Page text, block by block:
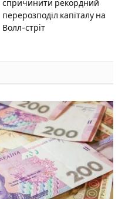
спричинити рекордний
перерозподіл капіталу на
Волл-стріт